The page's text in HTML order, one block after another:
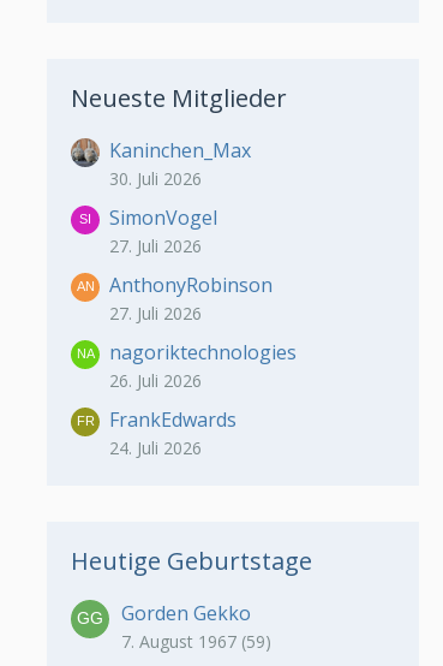
Neueste Mitglieder
Kaninchen_Max
30. Juli 2026
SimonVogel
27. Juli 2026
AnthonyRobinson
27. Juli 2026
nagoriktechnologies
26. Juli 2026
FrankEdwards
24. Juli 2026
Heutige Geburtstage
Gorden Gekko
7. August 1967 (59)